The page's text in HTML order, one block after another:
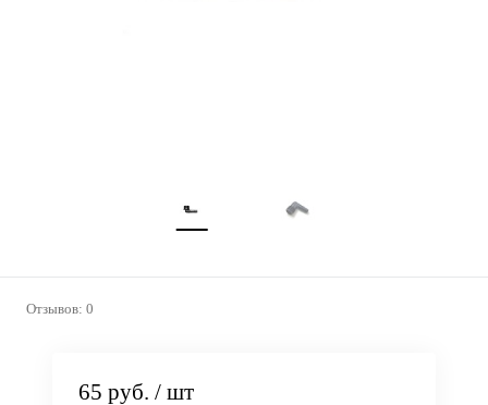
Отзывов: 0
65 руб. / шт